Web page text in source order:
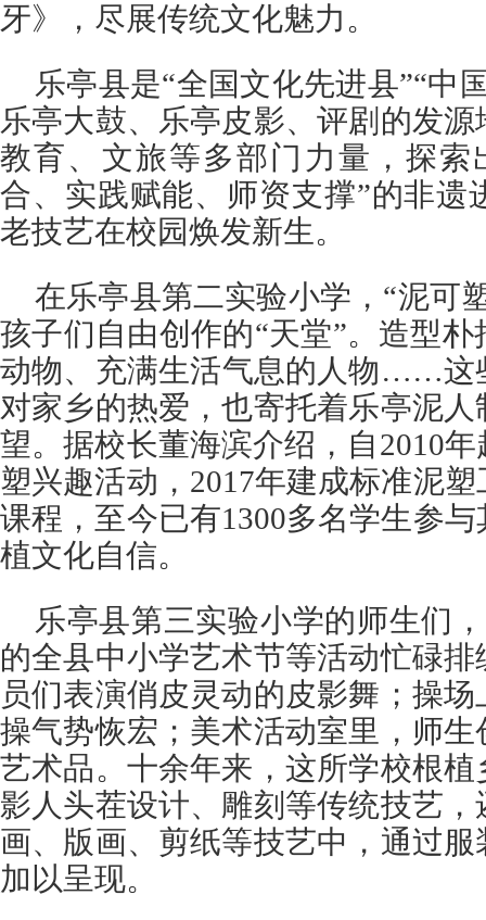
牙》，尽展传统文化魅力。
乐亭县是“全国文化先进县”“中
乐亭大鼓、乐亭皮影、评剧的发
教育、文旅等多部门力量，探索
合、实践赋能、师资支撑”的非遗
老技艺在校园焕发新生。
在乐亭县第二实验小学，“泥可
孩子们自由创作的“天堂”。造型
动物、充满生活气息的人物……这
对家乡的热爱，也寄托着乐亭泥
望。据校长董海滨介绍，自2010
塑兴趣活动，2017年建成标准泥
课程，至今已有1300多名学生参
植文化自信。
乐亭县第三实验小学的师生们
的全县中小学艺术节等活动忙碌
员们表演俏皮灵动的皮影舞；操
操气势恢宏；美术活动室里，师
艺术品。十余年来，这所学校根
影人头茬设计、雕刻等传统技艺
画、版画、剪纸等技艺中，通过
加以呈现。